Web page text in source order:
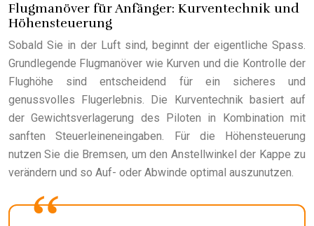
Flugmanöver für Anfänger: Kurventechnik und
Höhensteuerung
Sobald Sie in der Luft sind, beginnt der eigentliche Spass.
Grundlegende Flugmanöver wie Kurven und die Kontrolle der
Flughöhe sind entscheidend für ein sicheres und
genussvolles Flugerlebnis. Die Kurventechnik basiert auf
der Gewichtsverlagerung des Piloten in Kombination mit
sanften Steuerleineneingaben. Für die Höhensteuerung
nutzen Sie die Bremsen, um den Anstellwinkel der Kappe zu
verändern und so Auf- oder Abwinde optimal auszunutzen.